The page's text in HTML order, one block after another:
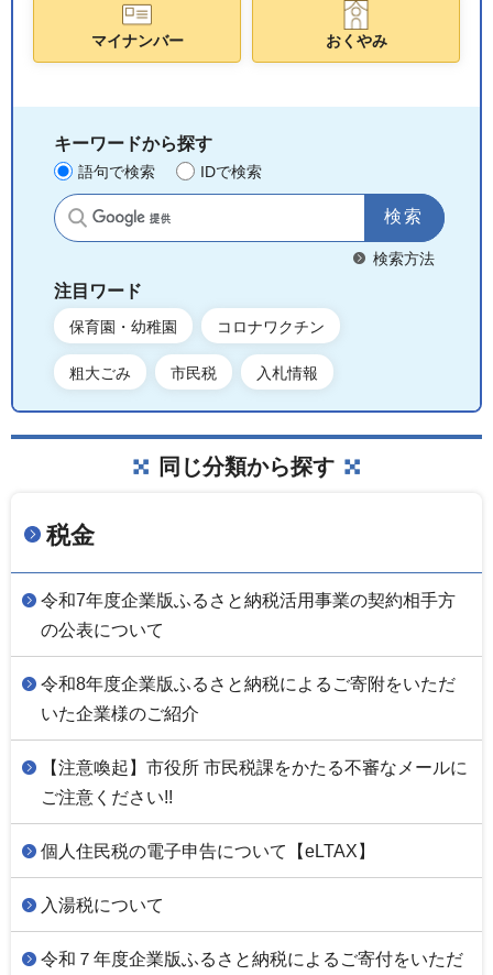
マイナンバー おくやみ
キーワードから探す
語句で検索 IDで検索
サイト内検索
検索方法
注目ワード
保育園・幼稚園 コロナワクチン
粗大ごみ 市民税 入札情報
同じ分類から探す
税金
令和7年度企業版ふるさと納税活用事業の契約相手方
の公表について
令和8年度企業版ふるさと納税によるご寄附をいただ
いた企業様のご紹介
【注意喚起】市役所 市民税課をかたる不審なメールに
ご注意ください!!
個人住民税の電子申告について【eLTAX】
入湯税について
令和７年度企業版ふるさと納税によるご寄付をいただ